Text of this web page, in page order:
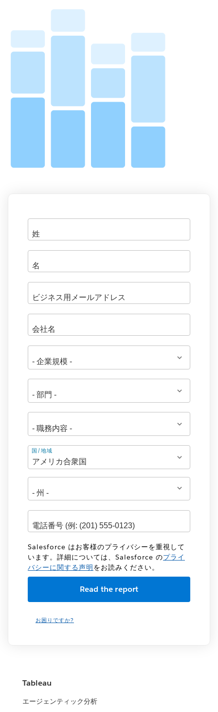
住
所
国/地域
Salesforce はお客様のプライバシーを重視して
います。詳細については、Salesforce のプライ
バシーに関する声明をお読みください。
お困りですか?
Tableau
エージェンティック分析